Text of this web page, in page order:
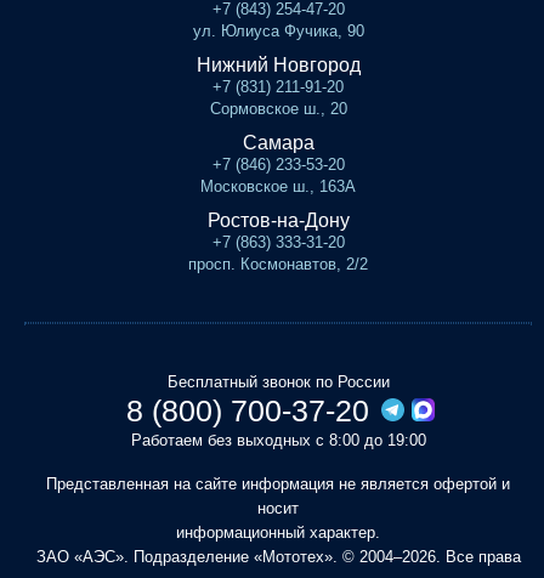
+7 (843) 254-47-20
ул. Юлиуса Фучика, 90
Нижний Новгород
+7 (831) 211-91-20
Сормовское ш., 20
Самара
+7 (846) 233-53-20
Московское ш., 163А
Ростов-на-Дону
+7 (863) 333-31-20
просп. Космонавтов, 2/2
Бесплатный звонок по России
8 (800) 700-37-20
Работаем без выходных с 8:00 до 19:00
Представленная на сайте информация не является офертой и
носит
информационный характер.
ЗАО «АЭС». Подразделение «Мототех». © 2004–2026. Все права